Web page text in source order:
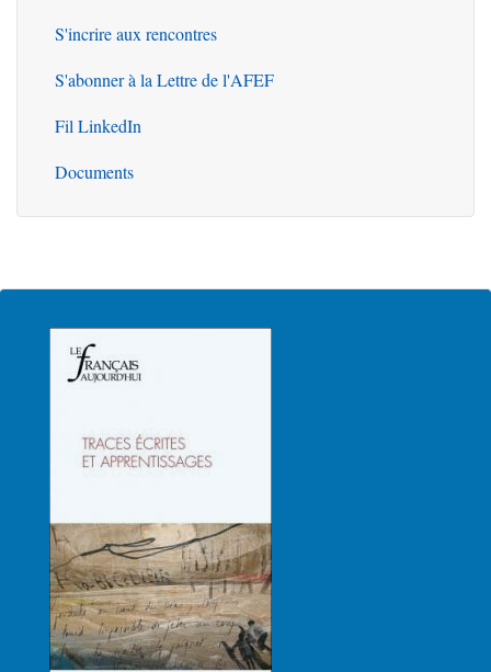
S'incrire aux rencontres
S'abonner à la Lettre de l'AFEF
Fil LinkedIn
Documents